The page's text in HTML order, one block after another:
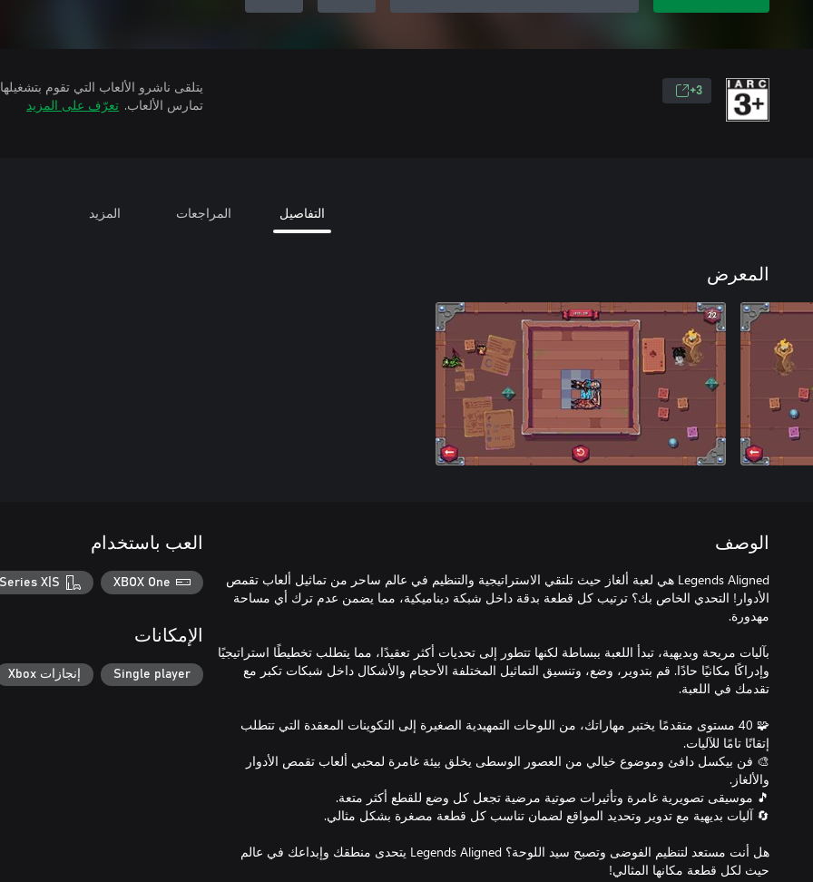
3+
تمارس الألعاب. تعرّف على المزيد
التفاصيل المراجعات المزيد
المعرض
الوصف
Legends Aligned هي لعبة ألغاز حيث تلتقي الاستراتيجية والتنظيم في عالم ساحر من تماثيل ألعاب تقمص
الأدوار! التحدي الخاص بك؟ ترتيب كل قطعة بدقة داخل شبكة ديناميكية، مما يضمن عدم ترك أي مساحة
بآليات مريحة وبديهية، تبدأ اللعبة ببساطة لكنها تتطور إلى تحديات أكثر تعقيدًا، مما يتطلب تخطيطًا استراتيجيًا
وإدراكًا مكانيًا حادًا. قم بتدوير، وضع، وتنسيق التماثيل المختلفة الأحجام والأشكال داخل شبكات تكبر مع
🧩 40 مستوى متقدمًا يختبر مهاراتك، من اللوحات التمهيدية الصغيرة إلى التكوينات المعقدة التي تتطلب
🎨 فن بيكسل دافئ وموضوع خيالي من العصور الوسطى يخلق بيئة غامرة لمحبي ألعاب تقمص الأدوار
هل أنت مستعد لتنظيم الفوضى وتصبح سيد اللوحة؟ Legends Aligned يتحدى منطقك وإبداعك في عالم
حيث لكل قطعة مكانها المثالي!
العب باستخدام
XBOX One
X|S
الإمكانات
Single player إنجازات Xbox